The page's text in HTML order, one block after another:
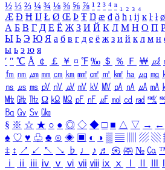
½ ⅓ ⅔ ¼ ¾ ⅛ ⅜ ⅝ ⅞ ¹ ² ³ ⁴ ⁿ ₁ ₂ ₃ ₄
Æ Ð Ħ Ĳ Ł Ø Œ Þ Ŧ Ŋ æ đ ð ħ ı ĳ ĸ ŀ ł ø
А Б В Г Д Е Ё Ж З И Й К Л М Н О П
Ы Ь Э Ю Я а б в г д е ё ж з и й к л м н
ы ь э ю я
′ ″ ℃ Å ￠ ￡ ￥ ¤ ℉ ‰ ＄ ％ Ｆ ￦ ㎕
㎙ ㎚ ㎛ ㎜ ㎝ ㎞ ㎟ ㎠ ㎡ ㎢ ㏊ ㎍ ㎎
㎱ ㎲ ㎳ ㎴ ㎵ ㎶ ㎷ ㎸ ㎹ ㎀ ㎁ ㎂ ㎃
㎒ ㎓ ㎔ Ω ㏀ ㏁ ㎊ ㎋ ㎌ ㏖ ㏅ ㎭ ㎮
㏃ ㏉ ㏜ ㏆
§ ※ ☆ ★ ○ ● ◎ ◇ ◆ □ ■ △ ▽ → ←
♠ ♡ ♥ ♧ ♣ ⊙ ◈ ▣ ◐ ◑ ▒ ▤ ▨ ▧
‡ ↕ ↗ ↙ ↖ ↘ ♭ ♩ ♪ ♬ ㉿ ㈜ № ㏇
ⅰ
ⅱ ⅲ ⅳ ⅴ ⅵ ⅶ ⅷ ⅸ ⅹ